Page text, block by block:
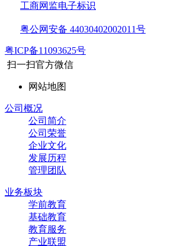
工商网监电子标识
粤公网安备 44030402002011号
粤ICP备11093625号
扫一扫官方微信
网站地图
公司概况
公司简介
公司荣誉
企业文化
发展历程
管理团队
业务板块
学前教育
基础教育
教育服务
产业联盟